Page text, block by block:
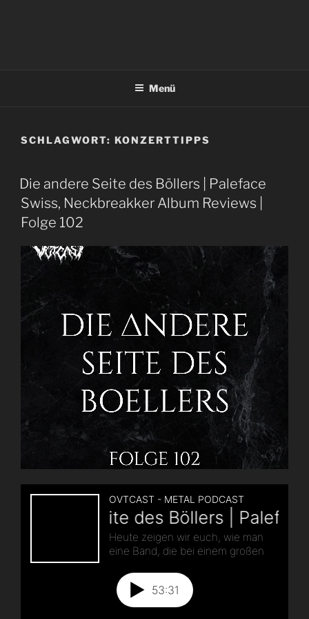
Menü
SCHLAGWORT: KONZERTTIPPS
Die andere Seite des Böllers | Paleface
Swiss, Neckbreakker Album Reviews |
Folge 102